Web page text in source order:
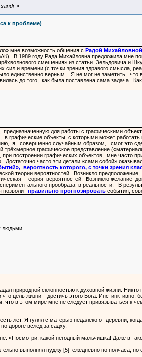
»
к проблеме)
мне возможность общения с Радой
В 1989 году Рада Михайловна предложила мне
смешения» из статьи Зельдовича и
и времени (с точки зрения здравого смысла,
единственно верным. Я не мог не заметить,
до того, как была поставлена сама задача.
предназначенную для работы с графическими
графические объекты, с которыми может
я, совершенно случайным образом, смог это
графическое представление
построении графических объектов, мне часто
Достаточно часто эти детали «сами собой»
вероятность которого, с точки зрения
теории вероятностей. Возникло
теория вероятностей. Возникло желание
прообраза в реальности. В
позволит правильно прогнозироватьсобытия,
людьми
природной склонностью к духовной жизни.
цель жизни – достичь этого Бога. Инстинктивно,
в этом мире мне не следует привязываться к
лет. Я гулял с матерью недалеко от деревни,
дороге вслед за садху.
«Посмотри, какой негодный мальчишка! Даже в
выполнял пуджу [5] ежедневно по полчаса,